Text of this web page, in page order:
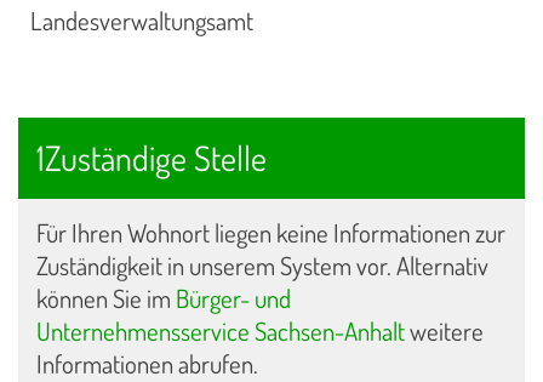
Landesverwaltungsamt
1Zuständige Stelle
Für Ihren Wohnort liegen keine Informationen zur
Zuständigkeit in unserem System vor. Alternativ
können Sie im Bürger- und
Unternehmensservice Sachsen-Anhaltweitere
Informationen abrufen.